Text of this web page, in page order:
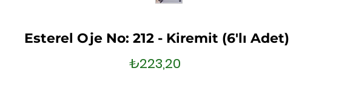
Esterel Oje No: 212 - Kiremit (6'lı Adet)
₺223,20